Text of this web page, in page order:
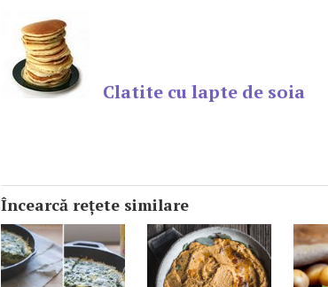
Clatite cu lapte de soia
Încearcă reţete similare